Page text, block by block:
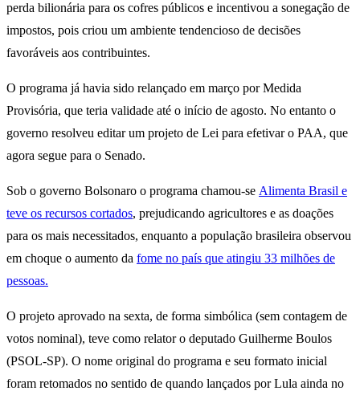
perda bilionária para os cofres públicos e incentivou a sonegação de
impostos, pois criou um ambiente tendencioso de decisões
favoráveis aos contribuintes.
O programa já havia sido relançado em março por Medida
Provisória, que teria validade até o início de agosto. No entanto o
governo resolveu editar um projeto de Lei para efetivar o PAA, que
agora segue para o Senado.
Sob o governo Bolsonaro o programa chamou-se Alimenta Brasil e
teve os recursos cortados, prejudicando agricultores e as doações
para os mais necessitados, enquanto a população brasileira observou
em choque o aumento da fome no país que atingiu 33 milhões de
pessoas.
O projeto aprovado na sexta, de forma simbólica (sem contagem de
votos nominal), teve como relator o deputado Guilherme Boulos
(PSOL-SP). O nome original do programa e seu formato inicial
foram retomados no sentido de quando lançados por Lula ainda no